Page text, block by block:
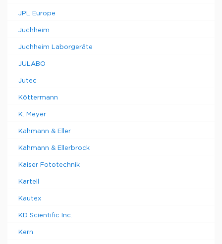
JPL Europe
Juchheim
Juchheim Laborgeräte
JULABO
Jutec
Köttermann
K. Meyer
Kahmann & Eller
Kahmann & Ellerbrock
Kaiser Fototechnik
Kartell
Kautex
KD Scientific Inc.
Kern